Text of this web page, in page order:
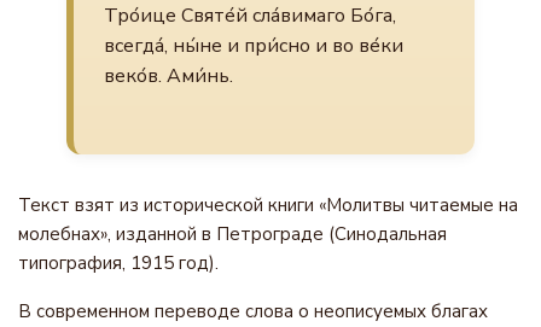
Тро́ице Святе́й сла́вимаго Бо́га,
всегда́, ны́не и при́сно и во ве́ки
веко́в. Ами́нь.
Текст взят из исторической книги «Молитвы читаемые на
молебнах», изданной в Петрограде (Синодальная
типография, 1915 год).
В современном переводе слова о неописуемых благах